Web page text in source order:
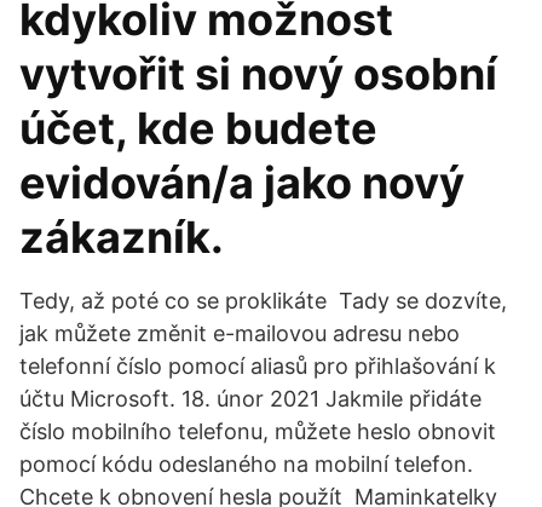
kdykoliv možnost
vytvořit si nový osobní
účet, kde budete
evidován/a jako nový
zákazník.
Tedy, až poté co se proklikáte Tady se dozvíte,
jak můžete změnit e-mailovou adresu nebo
telefonní číslo pomocí aliasů pro přihlašování k
účtu Microsoft. 18. únor 2021 Jakmile přidáte
číslo mobilního telefonu, můžete heslo obnovit
pomocí kódu odeslaného na mobilní telefon.
Chcete k obnovení hesla použít Maminkatelky